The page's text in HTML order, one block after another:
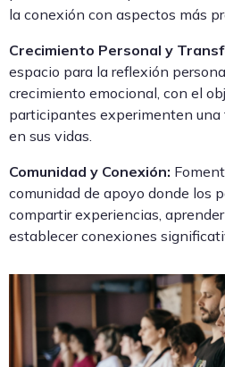
la conexión con aspectos más
Crecimiento Personal y
espacio para la reflexión
crecimiento emocional, con el
participantes experimenten
en sus vidas.
Comunidad y Conexión:
comunidad de apoyo donde los
compartir experiencias,
establecer conexiones